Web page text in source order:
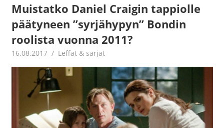
Muistatko Daniel Craigin tappiolle
päätyneen ”syrjähypyn” Bondin
roolista vuonna 2011?
16.08.2017 Juha Kaunisto
Leffat & sarjat